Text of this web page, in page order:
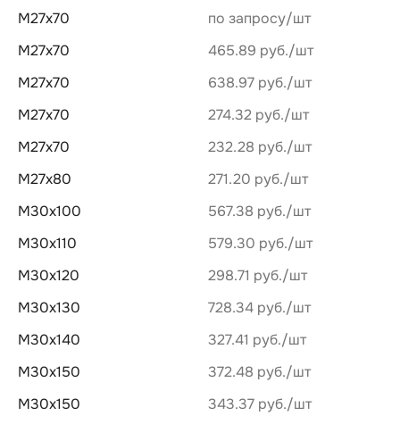
М27х70
по запросу
М27х70
465.89 руб.
М27х70
638.97 руб.
М27х70
274.32 руб.
М27х70
232.28 руб.
М27х80
271.20 руб.
М30х100
567.38 руб.
М30х110
579.30 руб.
М30х120
298.71 руб.
М30х130
728.34 руб.
М30х140
327.41 руб.
М30х150
372.48 руб.
М30х150
343.37 руб.